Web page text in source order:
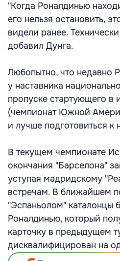
"Когда Роналдинью
его нельзя остановить,
видели ранее.
добавил Дунга.
Любопытно, что недавно
у наставника
пропуске стартующего в
(чемпионат Южной
и лучше подготовиться к
В текущем чемпионате
окончания "Барселона"
уступая мадридскому
встречам. В ближайшем
"Эспаньолом" каталонцы
Роналдинью, который
карточку в предыдущем
дисквалифицирован на